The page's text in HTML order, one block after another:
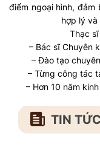
điểm ngoại hình,
hợp lý
Thạc
– Bác sĩ Chuyên
– Đào tạo
– Từng công tác
– Hơn 10 năm
TIN TỨC